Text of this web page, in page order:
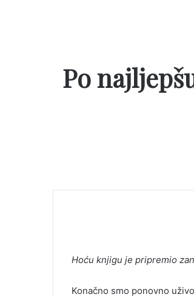
Po
Hoću knjigu je pripremio
Konačno smo ponovno